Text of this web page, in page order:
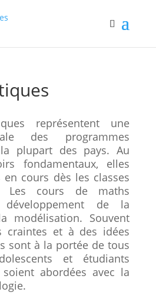
représentent une
des programmes
plupart des pays. Au
fondamentaux, elles
en cours dès les classes
Les cours de maths
de la
modélisation. Souvent
craintes et à des idées
sont à la portée de tous
et étudiants
soient abordées avec la